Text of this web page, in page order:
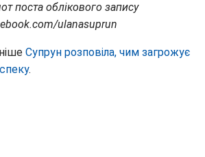
поста облікового запису
ulanasuprun
Супрун розповіла, чим загрожує
.